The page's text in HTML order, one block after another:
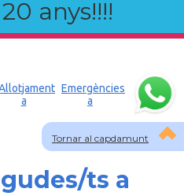
anys!!!!
Tornar al capdamunt
a
Emergències
a
ts a